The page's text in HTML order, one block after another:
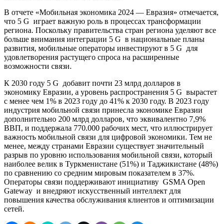
В отчете «Мобильная экономика 2024 — Евразия» отмечается,
что 5 G играет важную роль в процессах трансформации
региона. Поскольку правительства стран региона уделяют все
больше внимания интеграции 5 G в национальные планы
развития, мобильные операторы инвестируют в 5 G для
удовлетворения растущего спроса на расширенные
возможности связи.
К 2030 году 5 G добавит почти 23 млрд долларов в
экономику Евразии, а уровень распространения 5 G вырастет
с менее чем 1% в 2023 году до 41% к 2030 году. В 2023 году
индустрия мобильной связи принесла экономике Евразии
дополнительно 200 млрд долларов, что эквивалентно 7,9%
ВВП, и поддержала 770.000 рабочих мест, что иллюстрирует
важность мобильной связи для цифровой экономики. Тем не
менее, между странами Евразии существует значительный
разрыв по уровню использования мобильной связи, который
наиболее велик в Туркменистане (51%) и Таджикистане (48%)
по сравнению со средним мировым показателем в 37%.
Операторы связи поддерживают инициативу GSMA Open
Gateway и внедряют искусственный интеллект для
повышения качества обслуживания клиентов и оптимизации
сетей.